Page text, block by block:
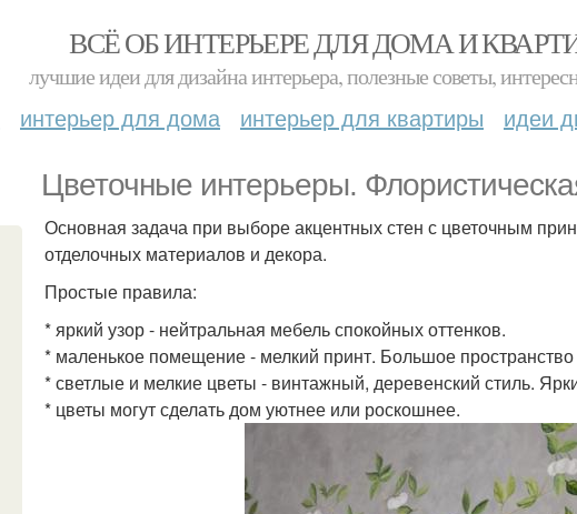
ВСЁ ОБ ИНТЕРЬЕРЕ ДЛЯ ДОМА И
лучшие идеи для дизайна интерьера, полезные советы,
интерьер для дома интерьер для квартиры идеи
Цветочные интерьеры.
Основная задача при выборе акцентных стен с цветочным
отделочных материалов и декора.
Простые правила:
* яркий узор - нейтральная мебель спокойных оттенков.
* маленькое помещение - мелкий принт. Большое
* светлые и мелкие цветы - винтажный, деревенский стиль.
* цветы могут сделать дом уютнее или роскошнее.